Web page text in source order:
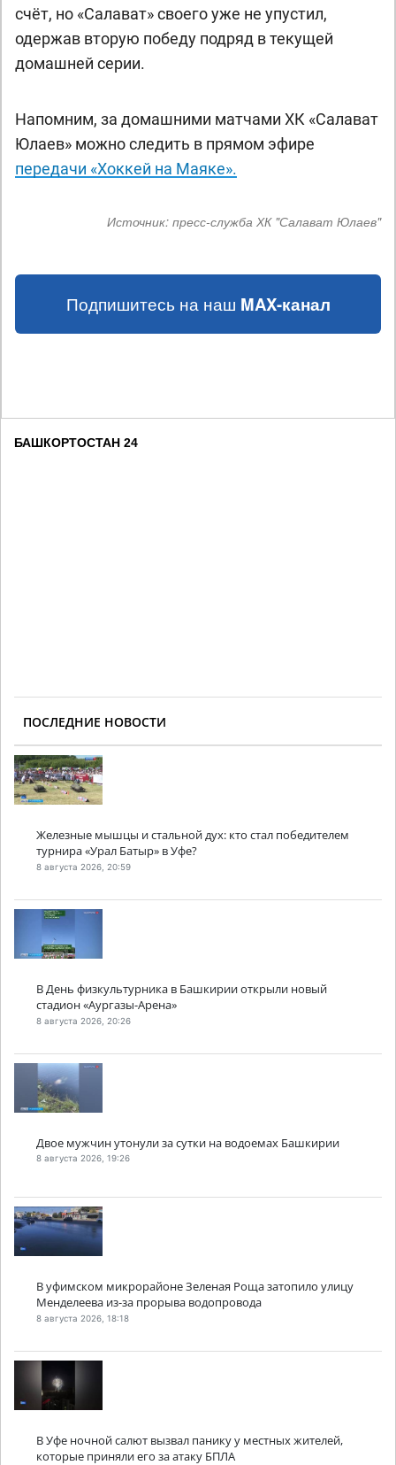
счёт, но «Салават» своего уже не упустил,
одержав вторую победу подряд в текущей
домашней серии.
Напомним, за домашними матчами ХК «Салават
Юлаев» можно следить в прямом эфире
передачи «Хоккей на Маяке».
Источник: пресс-служба ХК "Салават Юлаев"
Подпишитесь на наш MAX-канал
БАШКОРТОСТАН 24
ПОСЛЕДНИЕ НОВОСТИ
Железные мышцы и стальной дух: кто стал победителем
турнира «Урал Батыр» в Уфе?
8 августа 2026, 20:59
В День физкультурника в Башкирии открыли новый
стадион «Аургазы-Арена»
8 августа 2026, 20:26
Двое мужчин утонули за сутки на водоемах Башкирии
8 августа 2026, 19:26
В уфимском микрорайоне Зеленая Роща затопило улицу
Менделеева из-за прорыва водопровода
8 августа 2026, 18:18
В Уфе ночной салют вызвал панику у местных жителей,
которые приняли его за атаку БПЛА